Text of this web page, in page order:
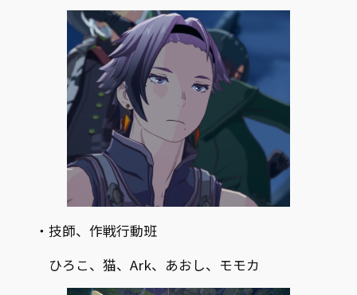
・技師、作戦行動班
ひろこ、猫、Ark、あおし、モモカ